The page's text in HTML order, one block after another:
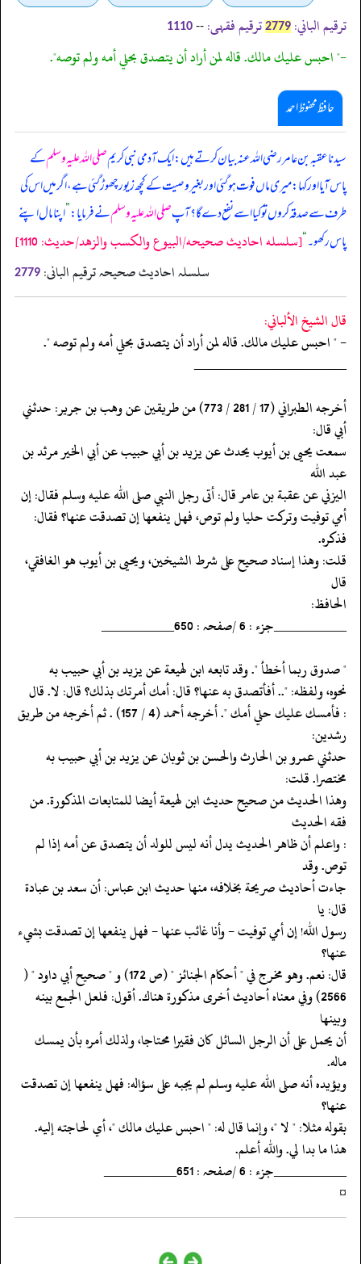
ترقیم الباني: 2779 ترقیم فقہی: --
1110
-" احبس عليك مالك. قاله لمن أراد أن يتصدق بحلي أمه ولم توصه".
حافظ محفوظ احمد
سیدنا عقبہ بن عامر رضی اللہ عنہ بیان کرتے ہیں: ایک آدمی نبی کریمصلی اللہ علیہ وسلمکے
پاس آیا اور کہا: میری ماں فوت ہو گئی اور بغیر وصیت کے کچھ زیور چھوڑ گئی ہے، اگر میں اس کی
طرف سے صدقہ کروں تو کیا اسے نفع دے گا؟ آپصلی اللہ علیہ وسلمنے فرمایا:”اپنا مال اپنے
پاس رکھو۔“[سلسله احاديث صحيحه/البيوع والكسب والزهد/حدیث: 1110]
سلسلہ احادیث صحیحہ ترقیم البانی: 2779
قال الشيخ الألباني:
- " احبس عليك مالك. قاله لمن أراد أن يتصدق بحلي أمه ولم توصه ".
‏‏‏‏_____________________
‏‏‏‏أخرجه الطبراني (17 / 281 / 773) من طريقين عن وهب بن جرير: حدثني
أبي قال:
‏‏‏‏سمعت يحيى بن أيوب يحدث عن يزيد بن أبي حبيب عن أبي الخير مرثد بن
عبد الله
‏‏‏‏اليزني عن عقبة بن عامر قال: أتى رجل النبي صلى الله عليه وسلم فقال: إن
‏‏‏‏أمي توفيت وتركت حليا ولم توص، فهل ينفعها إن تصدقت عنها؟ فقال:
فذكره.
‏‏‏‏قلت: وهذا إسناد صحيح على شرط الشيخين، ويحيى بن أيوب هو الغافقي،
قال
‏‏‏‏الحافظ:
‏‏‏‏__________جزء : 6 /صفحہ : 650__________
‏‏‏‏" صدوق ربما أخطأ ". وقد تابعه ابن لهيعة عن يزيد بن أبي حبيب به
‏‏‏‏نحوه، ولفظه: ".. أفأتصدق به عنها؟ قال: أمك أمرتك بذلك؟ قال: لا. قال
‏‏‏‏: فأمسك عليك حلي أمك ". أخرجه أحمد (4 / 157) . ثم أخرجه من طريق
رشدين:
‏‏‏‏حدثني عمرو بن الحارث والحسن بن ثوبان عن يزيد بن أبي حبيب به
مختصرا. قلت:
‏‏‏‏وهذا الحديث من صحيح حديث ابن لهيعة أيضا للمتابعات المذكورة. من
فقه الحديث
‏‏‏‏: واعلم أن ظاهر الحديث يدل أنه ليس للولد أن يتصدق عن أمه إذا لم
توص. وقد
‏‏‏‏جاءت أحاديث صريحة بخلافه، منها حديث ابن عباس: أن سعد بن عبادة
قال: يا
‏‏‏‏رسول الله! إن أمي توفيت - وأنا غائب عنها - فهل ينفعها إن تصدقت بشيء
عنها؟
‏‏‏‏قال: نعم. وهو مخرج في " أحكام الجنائز " (ص 172) و " صحيح أبي داود " (
‏‏‏‏2566) وفي معناه أحاديث أخرى مذكورة هناك. أقول: فلعل الجمع بينه
وبينها
‏‏‏‏أن يحمل على أن الرجل السائل كان فقيرا محتاجا، ولذلك أمره بأن يمسك
ماله.
‏‏‏‏ويؤيده أنه صلى الله عليه وسلم لم يجبه على سؤاله: فهل ينفعها إن تصدقت
عنها؟
‏‏‏‏بقوله مثلا: " لا "، وإنما قال له: " احبس عليك مالك "، أي لحاجته إليه.
‏‏‏‏هذا ما بدا لي. والله أعلم.
‏‏‏‏__________جزء : 6 /صفحہ : 651__________
‏‏‏‏¤